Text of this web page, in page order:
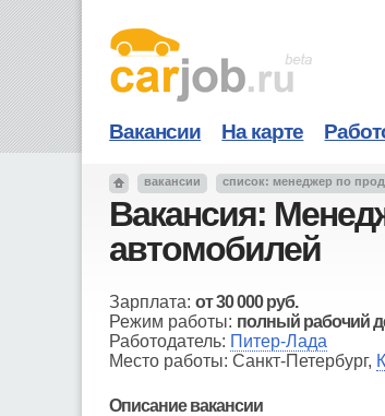
Вакансия:
автомобилей
Зарплата:от30 000руб.
Режим работы: полный рабочий
Работодатель: Питер-Лада
Место работы: Санкт-Петербург,
Описание вакансии
вакансии список: менеджер по
Вакансии На карте